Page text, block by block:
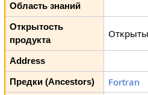
Область знаний
Открытость
продукта
Address
Предки (Ancestors) Fortran